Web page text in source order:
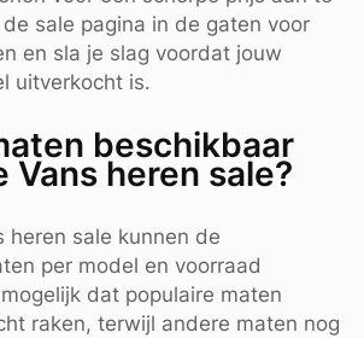
sale pagina in de gaten voor
en sla je slag voordat jouw
uitverkocht is.
beschikbaar
Vans heren sale?
heren sale kunnen de
per model en voorraad
dat populaire maten
raken, terwijl andere maten nog